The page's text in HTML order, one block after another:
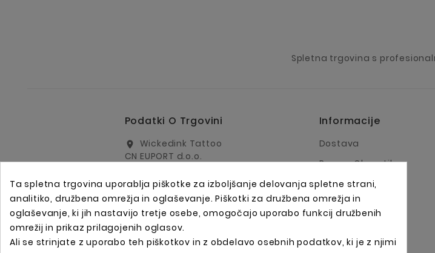
Spletna trgovina s
Podatki O Trgovini
location_on
Wickedink Tattoo
CN EUPORT d.o.o.
1000 Ljubljana
Slovenija
email info@wickedinktattoo.eu
call +386 01 5055687
Informacije
Dostava
Pravno Obvestilo
Pogoji Poslovanja
O Podjetju
Ta spletna trgovina uporablja piškotke za izboljšanje delovanja spletne strani,
analitiko, družbena omrežja in oglaševanje. Piškotki za družbena omrežja in
oglaševanje, ki jih nastavijo tretje osebe, omogočajo uporabo funkcij družbenih
omrežij in prikaz prilagojenih oglasov.
Ali se strinjate z uporabo teh piškotkov in z obdelavo osebnih podatkov, ki je z njimi